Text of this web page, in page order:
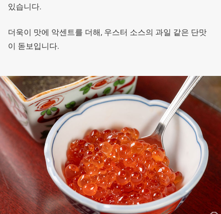
있습니다.
더욱이 맛에 악센트를 더해, 우스터 소스의 과일 같은 단맛
이 돋보입니다.